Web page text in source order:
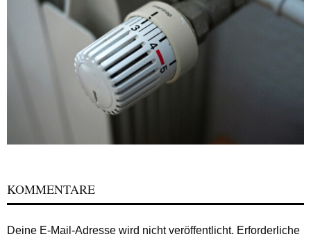
KOMMENTARE
Deine E-Mail-Adresse wird nicht veröffentlicht. Erforderliche